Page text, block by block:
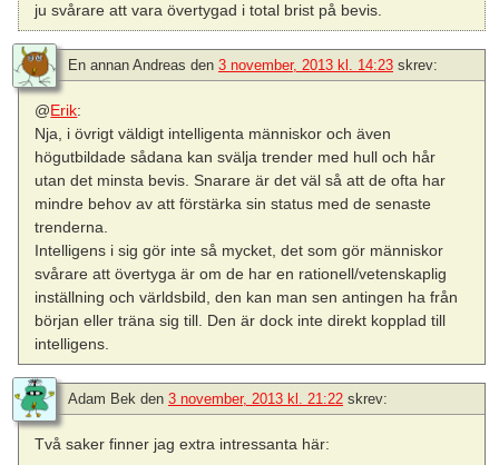
ju svårare att vara övertygad i total brist på bevis.
En annan Andreas den 3 november, 2013 kl. 14:23 skrev:
@Erik:
Nja, i övrigt väldigt intelligenta människor och även
högutbildade sådana kan svälja trender med hull och hår
utan det minsta bevis. Snarare är det väl så att de ofta har
mindre behov av att förstärka sin status med de senaste
trenderna.
Intelligens i sig gör inte så mycket, det som gör människor
svårare att övertyga är om de har en rationell/vetenskaplig
inställning och världsbild, den kan man sen antingen ha från
början eller träna sig till. Den är dock inte direkt kopplad till
intelligens.
Adam Bek den 3 november, 2013 kl. 21:22 skrev:
Två saker finner jag extra intressanta här: